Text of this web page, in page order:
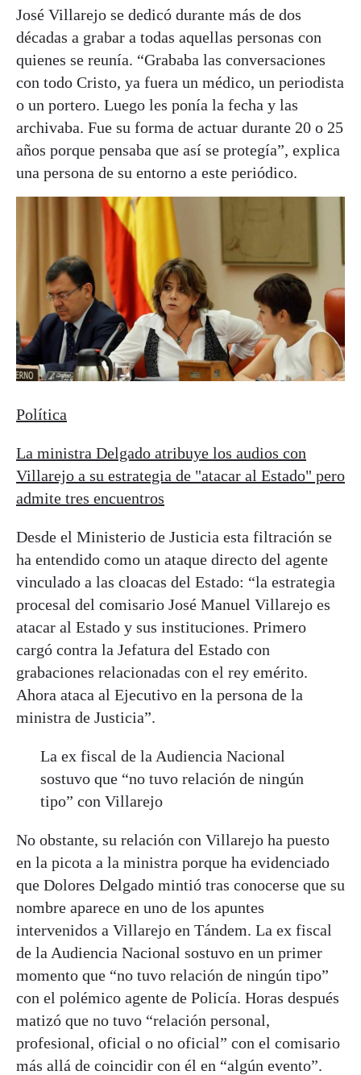
José Villarejo se dedicó durante más de dos
décadas a grabar a todas aquellas personas con
quienes se reunía. “Grababa las conversaciones
con todo Cristo, ya fuera un médico, un periodista
o un portero. Luego les ponía la fecha y las
archivaba. Fue su forma de actuar durante 20 o 25
años porque pensaba que así se protegía”, explica
una persona de su entorno a este periódico.
Política
La ministra Delgado atribuye los audios con
Villarejo a su estrategia de "atacar al Estado" pero
admite tres encuentros
Desde el Ministerio de Justicia esta filtración se
ha entendido como un ataque directo del agente
vinculado a las cloacas del Estado: “la estrategia
procesal del comisario José Manuel Villarejo es
atacar al Estado y sus instituciones. Primero
cargó contra la Jefatura del Estado con
grabaciones relacionadas con el rey emérito.
Ahora ataca al Ejecutivo en la persona de la
ministra de Justicia”.
La ex fiscal de la Audiencia Nacional
sostuvo que “no tuvo relación de ningún
tipo” con Villarejo
No obstante, su relación con Villarejo ha puesto
en la picota a la ministra porque ha evidenciado
que Dolores Delgado mintió tras conocerse que su
nombre aparece en uno de los apuntes
intervenidos a Villarejo en Tándem. La ex fiscal
de la Audiencia Nacional sostuvo en un primer
momento que “no tuvo relación de ningún tipo”
con el polémico agente de Policía. Horas después
matizó que no tuvo “relación personal,
profesional, oficial o no oficial” con el comisario
más allá de coincidir con él en “algún evento”.